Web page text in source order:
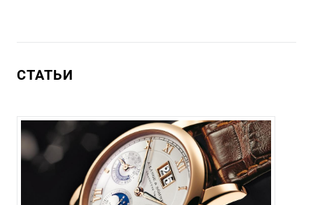
СТАТЬИ